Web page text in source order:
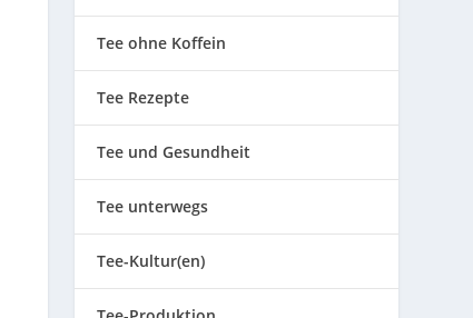
Tee ohne Koffein
Tee Rezepte
Tee und Gesundheit
Tee unterwegs
Tee-Kultur(en)